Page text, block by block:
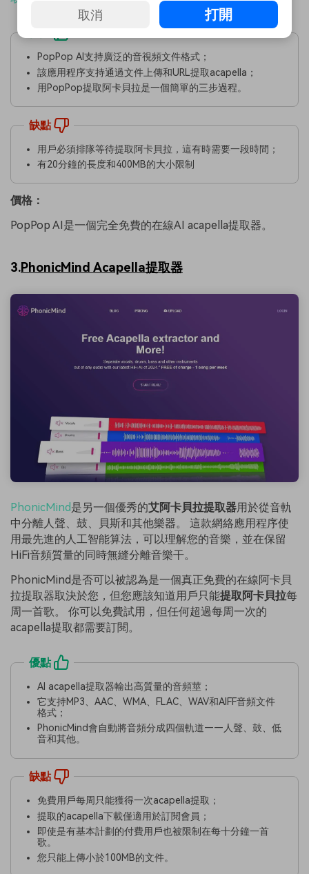
PopPop AI支持廣泛的音視頻文件格式；
該應用程序支持通過文件上傳和URL提取acapella；
用PopPop提取阿卡貝拉是一個簡單的三步過程。
缺點
用戶必須排隊等待提取阿卡貝拉，這有時需要一段時間；
有20分鐘的長度和400MB的大小限制
價格：
PopPop AI是一個完全免費的在線AI acapella提取器。
3.PhonicMind Acapella提取器
PhonicMind是另一個優秀的艾阿卡貝拉提取器用於從音軌
中分離人聲、鼓、貝斯和其他樂器。 這款網絡應用程序使
用最先進的人工智能算法，可以理解您的音樂，並在保留
HiFi音頻質量的同時無縫分離音樂干。
PhonicMind是否可以被認為是一個真正免費的在線阿卡貝
拉提取器取決於您，但您應該知道用戶只能提取阿卡貝拉每
周一首歌。 你可以免費試用，但任何超過每周一次的
acapella提取都需要訂閱。
優點
AI acapella提取器輸出高質量的音頻莖；
它支持MP3、AAC、WMA、FLAC、WAV和AIFF音頻文件
格式；
PhonicMind會自動將音頻分成四個軌道——人聲、鼓、低
音和其他。
缺點
免費用戶每周只能獲得一次acapella提取；
提取的acapella下載僅適用於訂閱會員；
即使是有基本計劃的付費用戶也被限制在每十分鐘一首
歌。
您只能上傳小於100MB的文件。
取消 打開